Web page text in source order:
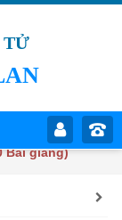
TỬ
Bài giảng)